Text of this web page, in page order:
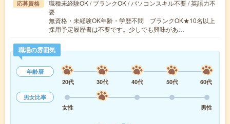
応募資格
職種未経験OK / ブランクOK / パソコンスキル不要 / 英語力不
要
無資格・未経験OK年齢・学歴不問 ブランクOK★10名以上
採用予定履歴書は不要です。少しでも興味があ…
職場の雰囲気
年齢層
20代
30代 40代 50代
60代
男女比率
女性
男性